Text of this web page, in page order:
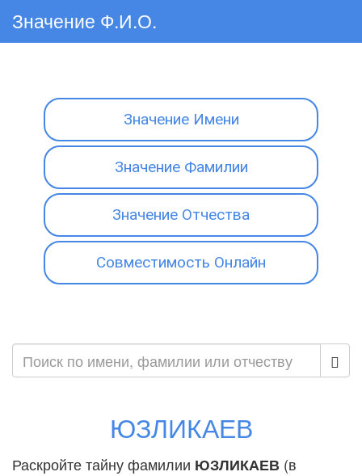
Значение Ф.И.О.
Значение Имени
Значение Фамилии
Значение Отчества
Совместимость Онлайн
ЮЗЛИКАЕВ
Раскройте тайну фамилии ЮЗЛИКАЕВ (в